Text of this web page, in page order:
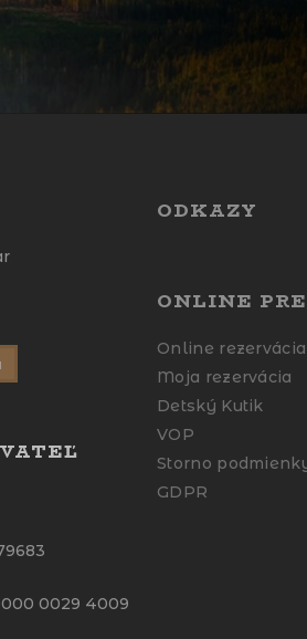
0029 4009
ODKAZY
ONLINE
Online rezervácia
Moja rezervácia
Detský Kutik
VOP
Storno
GDPR